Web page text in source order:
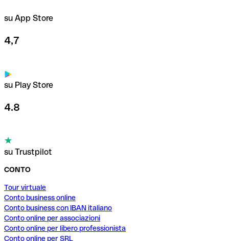
su App Store
4,7
su Play Store
4.8
su Trustpilot
CONTO
Tour virtuale
Conto business online
Conto business con IBAN italiano
Conto online per associazioni
Conto online per libero professionista
Conto online per SRL